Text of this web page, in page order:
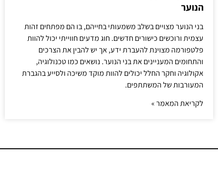
הנוער
בני הנוער מצויים בשלב משמעותי בחייהם, בו הם מפתחים זהות
עצמית ורוכשים כישורים חדשים. חוג מדעים חווייתי יכול להוות
פלטפורמה מצוינת להעברת ידע, אך יש להבין את הצרכים
והתחומים המעניינים את בני הנוער. נושאים כמו טכנולוגיה,
אקולוגיה וחקר החלל יכולים להוות מוקד משיכה ולסייע בהגברת
המעורבות של המשתתפים.
לקריאת המאמר »